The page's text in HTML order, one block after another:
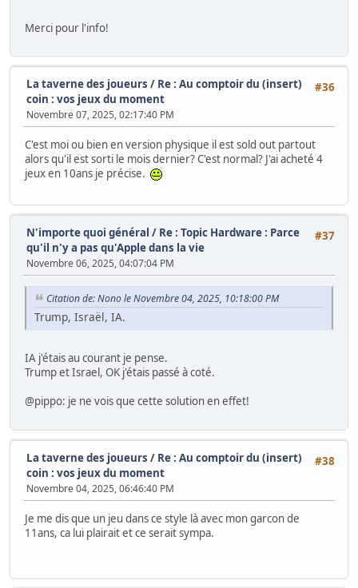
Merci pour l'info!
#36
La taverne des joueurs / Re : Au comptoir du (insert)
coin : vos jeux du moment
Novembre 07, 2025, 02:17:40 PM
C'est moi ou bien en version physique il est sold out partout
alors qu'il est sorti le mois dernier? C'est normal? J'ai acheté 4
jeux en 10ans je précise.
#37
N'importe quoi général / Re : Topic Hardware : Parce
qu'il n'y a pas qu'Apple dans la vie
Novembre 06, 2025, 04:07:04 PM
Citation de: Nono le Novembre 04, 2025, 10:18:00 PM
Trump, Israël, IA.
IA j'étais au courant je pense.
Trump et Israel, OK j'étais passé à coté.
@pippo: je ne vois que cette solution en effet!
#38
La taverne des joueurs / Re : Au comptoir du (insert)
coin : vos jeux du moment
Novembre 04, 2025, 06:46:40 PM
Je me dis que un jeu dans ce style là avec mon garcon de
11ans, ca lui plairait et ce serait sympa.